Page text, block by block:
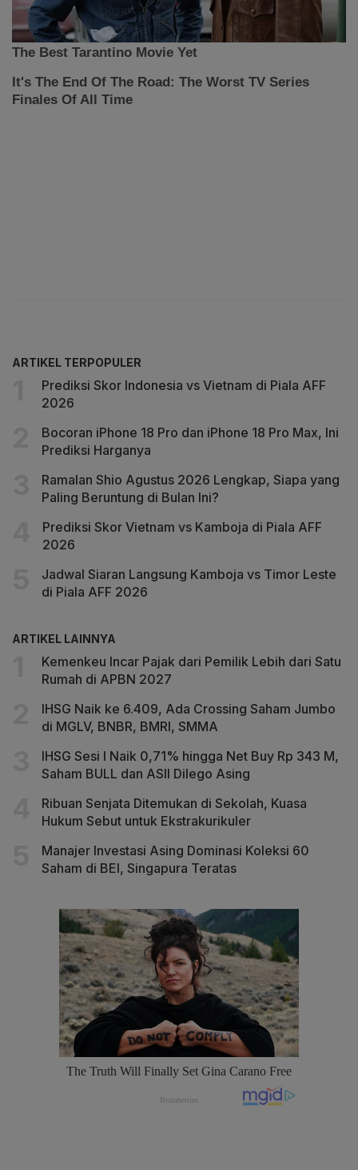
ARTIKEL TERPOPULER
Prediksi Skor Indonesia vs Vietnam di Piala AFF
2026
Bocoran iPhone 18 Pro dan iPhone 18 Pro Max, Ini
Prediksi Harganya
Ramalan Shio Agustus 2026 Lengkap, Siapa yang
Paling Beruntung di Bulan Ini?
Prediksi Skor Vietnam vs Kamboja di Piala AFF
2026
Jadwal Siaran Langsung Kamboja vs Timor Leste
di Piala AFF 2026
ARTIKEL LAINNYA
Kemenkeu Incar Pajak dari Pemilik Lebih dari Satu
Rumah di APBN 2027
IHSG Naik ke 6.409, Ada Crossing Saham Jumbo
di MGLV, BNBR, BMRI, SMMA
IHSG Sesi I Naik 0,71% hingga Net Buy Rp 343 M,
Saham BULL dan ASII Dilego Asing
Ribuan Senjata Ditemukan di Sekolah, Kuasa
Hukum Sebut untuk Ekstrakurikuler
Manajer Investasi Asing Dominasi Koleksi 60
Saham di BEI, Singapura Teratas